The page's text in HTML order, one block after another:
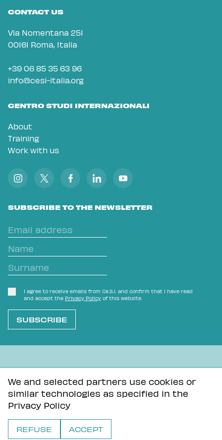
We and selected partners use cookies or
similar technologies as specified in the
Privacy Policy
REFUSE ACCEPT
CONTACT US
Via Nomentana 251
00161 Roma, Italia
+39 06 85 35 63 96
info@cesi-italia.org
CENTRO STUDI INTERNAZIONALI
About
Training
Work with us
SUBSCRIBE TO THE NEWSLETTER
I agree to receive emails from Ce.S.I. and confirm that I have read
and accept the Privacy Policy of this website.
Privacy Policy
Tutti i contenuti di questa pagina sono distribuiti con
licenza Creative Commons Attribuzione - Condividi allo
stesso modo 3.0 Unported